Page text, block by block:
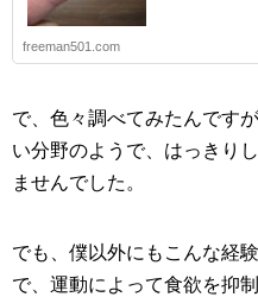
freeman501.com
で、色々調べてみたんです
い分野のようで、はっきり
ませんでした。
でも、僕以外にもこんな経
で、運動によって食欲を抑